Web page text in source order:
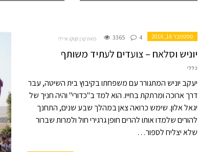
ספטמבר 16, 2016 3365 4 מאת קרן קטקו איילי
יוניש וסלאח – צועדים לעתיד משותף
כללי
יעקב יוניש המתגורר עם משפחתו בקיבוץ בית השיטה, עבר
דרך ארוכה ומרתקת בחייו. הוא למד ב"כדורי" והיה חניך של
יגאל אלון. שימש כרואה צאן במהלך שבע שנים, התחנך
להורים שלמדו אותו להרים חופן גרגירי חול ולמרות שברור
שלא יצליח לספור…